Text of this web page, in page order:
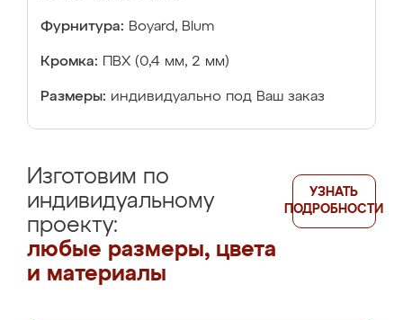
Фурнитура: Boyard, Blum
Кромка: ПВХ (0,4 мм, 2 мм)
Размеры: индивидуально под Ваш заказ
Изготовим по
индивидуальному
проекту:
любые размеры, цвета
и материалы
УЗНАТЬ
ПОДРОБНОСТИ